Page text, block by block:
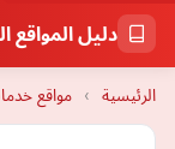
دليل المواقع
الرئيسية › مواقع